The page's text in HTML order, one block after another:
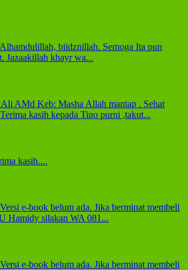
biidznillah. Semoga Ita pun
Jazaakillah khayr wa...
AMd Keb: Masha Allah mantap . Sehat
kasih kepada Tino purni ,takut...
kasih....
e-book belum ada. Jika berminat membeli
Hamidy silakan WA 081...
e-book belum ada. Jika berminat membeli